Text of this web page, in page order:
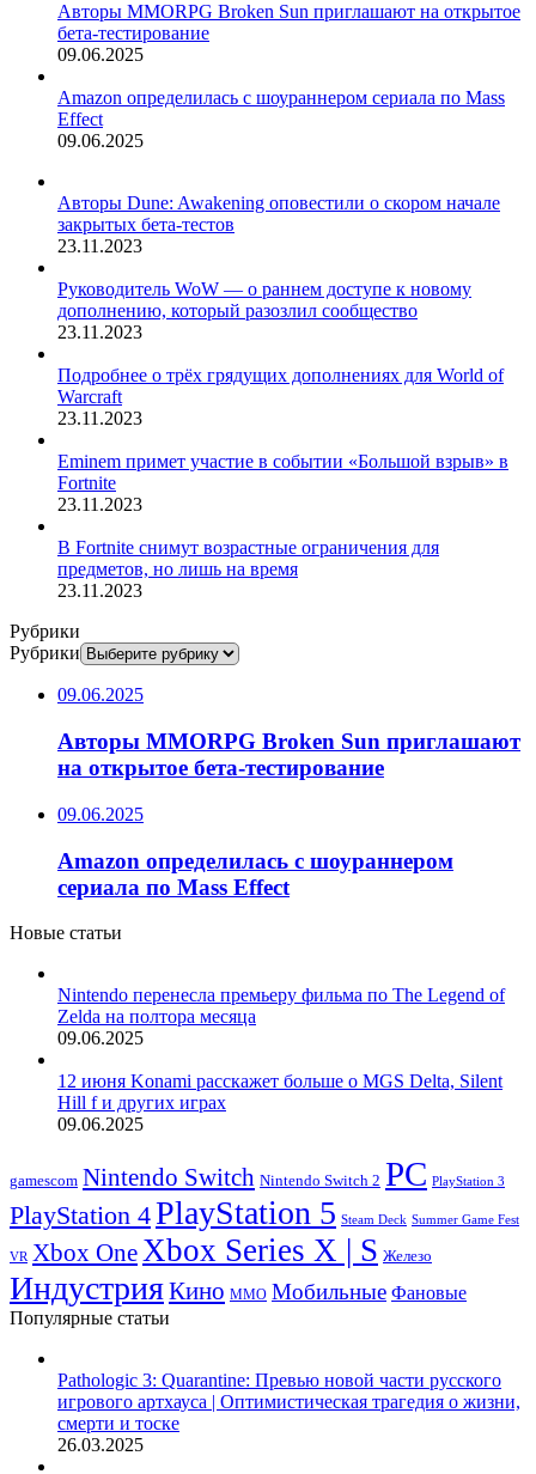
Авторы MMORPG Broken Sun приглашают на открытое
бета-тестирование
09.06.2025
Amazon определилась с шоураннером сериала по Mass
Effect
09.06.2025
Авторы Dune: Awakening оповестили о скором начале
закрытых бета-тестов
23.11.2023
Руководитель WoW — о раннем доступе к новому
дополнению, который разозлил сообщество
23.11.2023
Подробнее о трёх грядущих дополнениях для World of
Warcraft
23.11.2023
Eminem примет участие в событии «Большой взрыв» в
Fortnite
23.11.2023
В Fortnite снимут возрастные ограничения для
предметов, но лишь на время
23.11.2023
Рубрики
Рубрики
09.06.2025
Авторы MMORPG Broken Sun приглашают
на открытое бета-тестирование
09.06.2025
Amazon определилась с шоураннером
сериала по Mass Effect
Новые статьи
Nintendo перенесла премьеру фильма по The Legend of
Zelda на полтора месяца
09.06.2025
12 июня Konami расскажет больше о MGS Delta, Silent
Hill f и других играх
09.06.2025
gamescom Nintendo Switch Nintendo Switch 2 PC PlayStation 3
PlayStation 4PlayStation 5 Steam Deck Summer Game Fest
VR Xbox OneXbox Series X | S Железо
ИндустрияКино ММО Мобильные Фановые
Популярные статьи
Pathologic 3: Quarantine: Превью новой части русского
игрового артхауса | Оптимистическая трагедия о жизни,
смерти и тоске
26.03.2025